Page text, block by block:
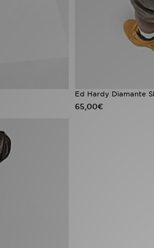
Ed Hardy Diamante
65,00€